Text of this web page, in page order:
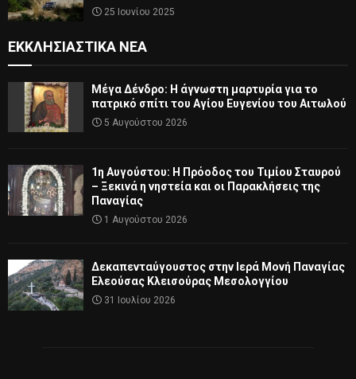
25 Ιουνίου 2025
ΕΚΚΛΗΣΙΑΣΤΙΚΆ ΝΈΑ
Μέγα Δένδρο: Η άγνωστη μαρτυρία για το
πατρικό σπίτι του Αγίου Ευγενίου του Αιτωλού
5 Αυγούστου 2026
1η Αυγούστου: Η Πρόοδος του Τιμίου Σταυρού
– Ξεκινά η νηστεία και οι Παρακλήσεις της
Παναγίας
1 Αυγούστου 2026
Δεκαπενταύγουστος στην Ιερά Μονή Παναγίας
Ελεούσας Κλεισούρας Μεσολογγίου
31 Ιουλίου 2026